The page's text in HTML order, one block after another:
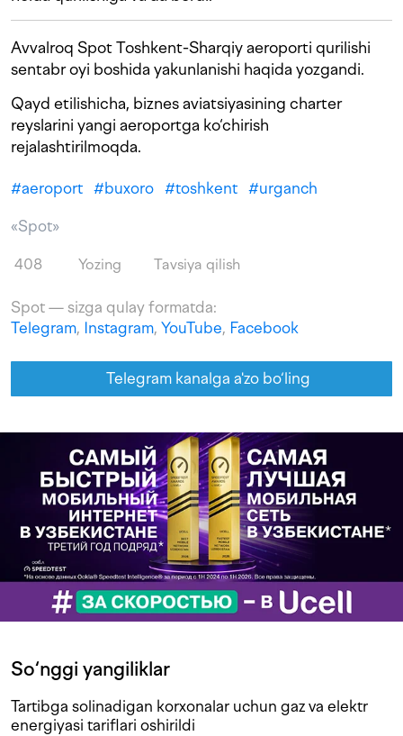
Avvalroq Spot Toshkent-Sharqiy aeroporti qurilishi
sentabr oyi boshida yakunlanishi haqida yozgandi.
Qayd etilishicha, biznes aviatsiyasining charter
reyslarini yangi aeroportga ko‘chirish
rejalashtirilmoqda.
#aeroport #buxoro #toshkent #urganch
«Spot»
408 Yozing Tavsiya qilish
Spot — sizga qulay formatda:
Telegram, Instagram, YouTube, Facebook
Telegram kanalga a'zo bo‘ling
So‘nggi yangiliklar
Tartibga solinadigan korxonalar uchun gaz va elektr
energiyasi tariflari oshirildi